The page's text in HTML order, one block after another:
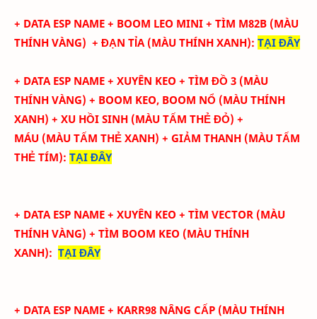
+ DATA ESP NAME + BOOM LEO MINI + TÌM M82B (MÀU
THÍNH VÀNG) + ĐẠN TỈA (MÀU THÍNH XANH): TẠI ĐÂY
+ DATA ESP NAME + XUYÊN KEO + TÌM ĐỒ 3 (MÀU
THÍNH VÀNG) + BOOM KEO, BOOM NỔ (MÀU THÍNH
XANH) + XU HỒI SINH (MÀU TẤM THẺ ĐỎ) +
MÁU (MÀU TẤM THẺ XANH) + GIẢM THANH (MÀU TẤM
THẺ TÍM): TẠI ĐÂY
+ DATA ESP NAME + XUYÊN KEO + TÌM VECTOR (MÀU
THÍNH VÀNG) + TÌM BOOM KEO (MÀU THÍNH
XANH): TẠI ĐÂY
+ DATA ESP NAME + KARR98 NÂNG CẤP (MÀU THÍNH